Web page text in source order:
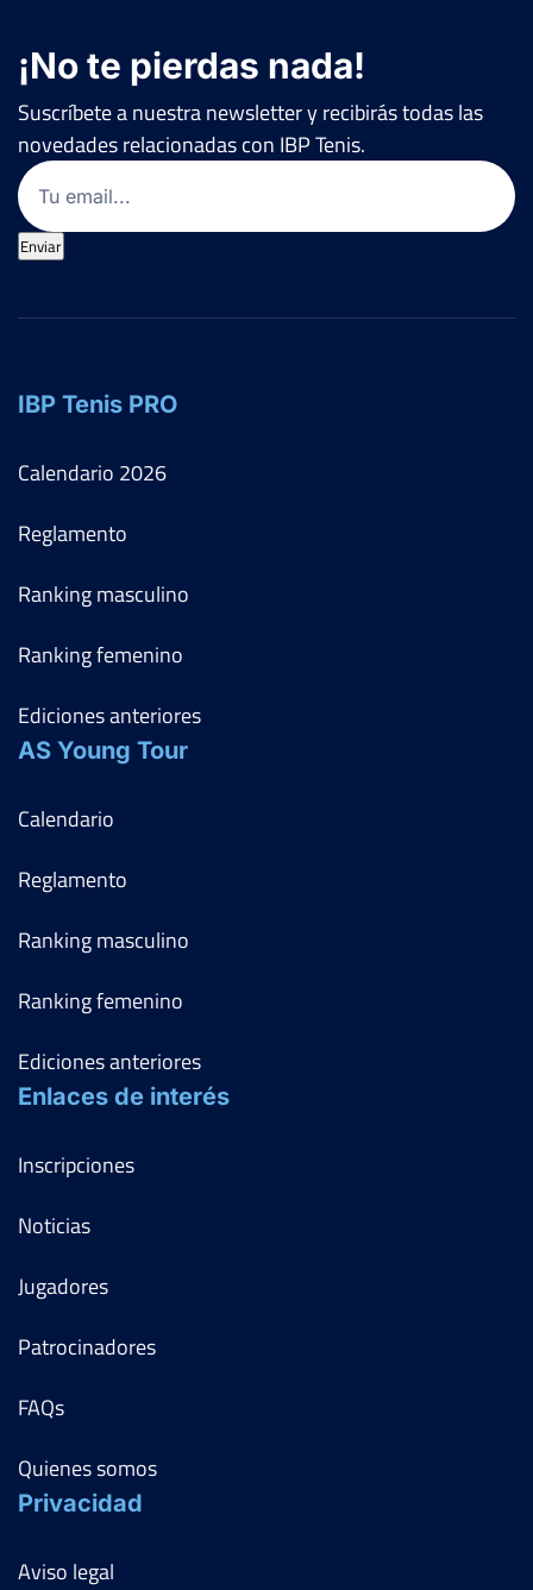
¡No te pierdas nada!
Suscríbete a nuestra newsletter y recibirás todas las
novedades relacionadas con IBP Tenis.
Email
Enviar
IBP Tenis PRO
Calendario 2026
Reglamento
Ranking masculino
Ranking femenino
Ediciones anteriores
AS Young Tour
Calendario
Reglamento
Ranking masculino
Ranking femenino
Ediciones anteriores
Enlaces de interés
Inscripciones
Noticias
Jugadores
Patrocinadores
FAQs
Quienes somos
Privacidad
Aviso legal